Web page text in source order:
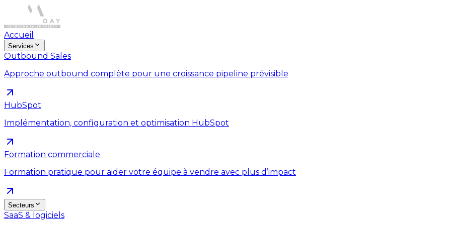
Accueil
Services
Outbound Sales
Approche outbound complète pour une croissance pipeline prévisible
HubSpot
Implémentation, configuration et optimisation HubSpot
Formation commerciale
Formation pratique pour aider votre équipe à vendre avec plus d’impact
Secteurs
SaaS & logiciels